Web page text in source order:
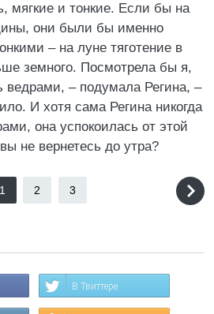
мягкие и тонкие. Если бы на
они были бы именно
– на луне тяготение в
земного. Посмотрела бы я,
ведрами, – подумала Регина, –
И хотя сама Регина никогда
она успокоилась от этой
не вернетесь до утра?
1 2 3
В Твиттере